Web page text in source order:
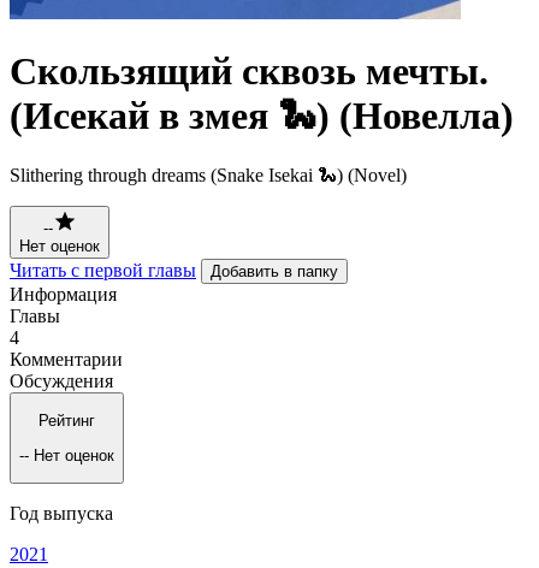
Скользящий сквозь мечты.
(Исекай в змея 🐍) (Новелла)
Slithering through dreams (Snake Isekai 🐍) (Novel)
--
Нет оценок
Читать с первой главы Добавить в папку
Информация
Главы
4
Комментарии
Обсуждения
Рейтинг
-- Нет оценок
Год выпуска
2021